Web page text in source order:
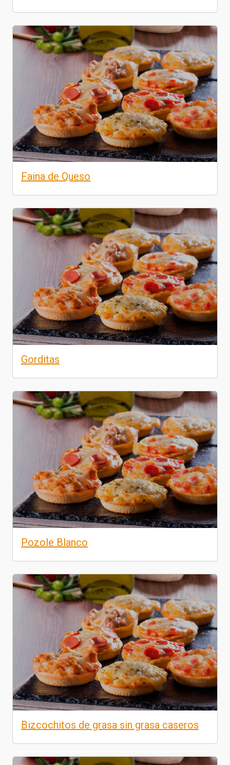
Faina de Queso
Gorditas
Pozole Blanco
Bizcochitos de grasa sin grasa caseros